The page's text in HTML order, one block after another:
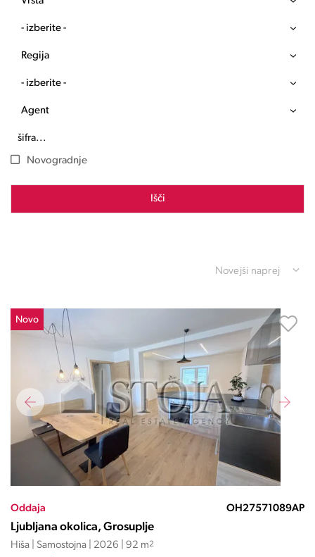
- izberite -
Regija
- izberite -
Agent
Novogradnje
Išči
Novejši naprej
Novo
Oddaja OH27571089AP
Ljubljana okolica, Grosuplje
Hiša | Samostojna | 2026 | 92 m2